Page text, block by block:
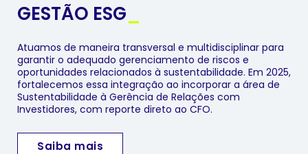
GESTÃO ESG
Atuamos de maneira transversal e multidisciplinar para
garantir o adequado gerenciamento de riscos e
oportunidades relacionados à sustentabilidade. Em 2025,
fortalecemos essa integração ao incorporar a área de
Sustentabilidade à Gerência de Relações com
Investidores, com reporte direto ao CFO.
Saiba mais